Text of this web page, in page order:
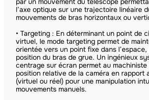
l’axe optique sur une trajectoire linéaire
mouvements de bras horizontaux ou
• Targeting : En déterminant un point de
virtuel, le mode targeting permet de
orientée vers un point fixe dans
position du bras de grue. Un ingénieux
centrage sur écran permet au
position relative de la caméra en rapport
(virtuel ou réel) pour une manipulation
mouvements manuels.